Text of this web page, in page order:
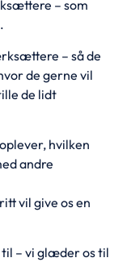
– som
– så de
de gerne vil
de lidt
hvilken
andre
vil give os en
til – vi glæder os til